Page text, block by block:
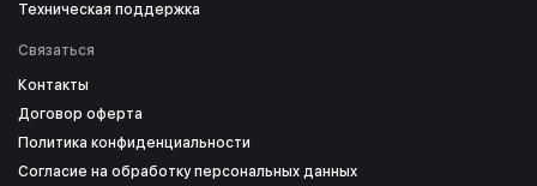
Техническая поддержка
Связаться
Контакты
Договор оферта
Политика конфиденциальности
Согласие на обработку персональных данных